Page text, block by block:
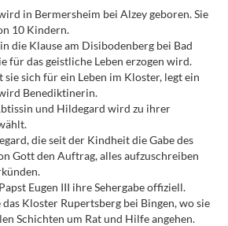
in Bermersheim bei Alzey geboren. Sie
10 Kindern.
die Klause am Disibodenberg bei Bad
für das geistliche Leben erzogen wird.
sie sich für ein Leben im Kloster, legt ein
Benediktinerin.
und Hildegard wird zu ihrer
die seit der Kindheit die Gabe des
Gott den Auftrag, alles aufzuschreiben
Eugen III ihre Sehergabe offiziell.
Kloster Rupertsberg bei Bingen, wo sie
Schichten um Rat und Hilfe angehen.